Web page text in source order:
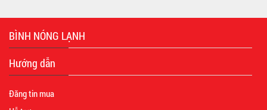
BÌNH NÓNG LẠNH
Hướng dẫn
Đăng tin mua